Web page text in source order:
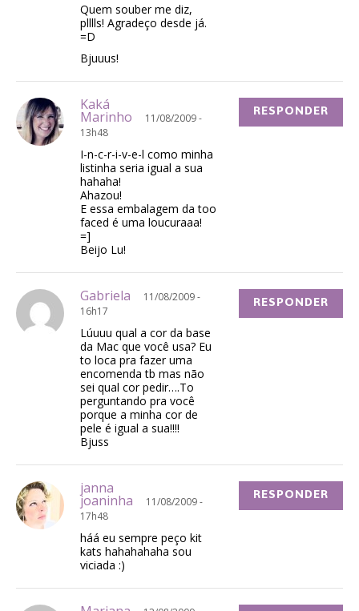
Quem souber me diz,
plllls! Agradeço desde já.
=D
Bjuuus!
Kaká
Marinho
11/08/2009 -
13h48
I-n-c-r-i-v-e-l como minha
listinha seria igual a sua
hahaha!
Ahazou!
E essa embalagem da too
faced é uma loucuraaa!
=]
Beijo Lu!
RESPONDER
Gabriela
11/08/2009 -
16h17
Lúuuu qual a cor da base
da Mac que você usa? Eu
to loca pra fazer uma
encomenda tb mas não
sei qual cor pedir….To
perguntando pra você
porque a minha cor de
pele é igual a sua!!!!
Bjuss
RESPONDER
janna
joaninha
11/08/2009 -
17h48
háá eu sempre peço kit
kats hahahahaha sou
viciada :)
RESPONDER